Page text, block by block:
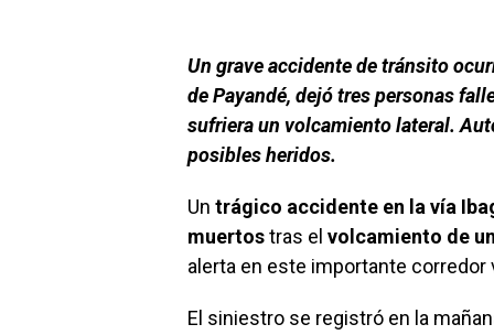
Un grave accidente de tránsito
de Payandé, dejó tres personas
sufriera un volcamiento lateral.
posibles heridos.
Un trágico accidente en la vía
muertostras el volcamiento de
alerta en este importante corredor
El siniestro se registró en la